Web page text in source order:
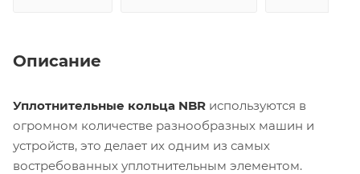
Описание
Уплотнительные кольца NBR используются в
огромном количестве разнообразных машин и
устройств, это делает их одним из самых
востребованных уплотнительным элементом.